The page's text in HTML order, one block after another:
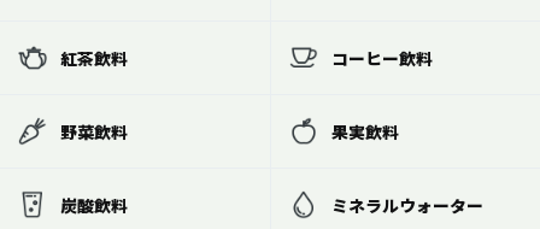
紅茶飲料 コーヒー飲料
野菜飲料 果実飲料
炭酸飲料 ミネラルウォーター